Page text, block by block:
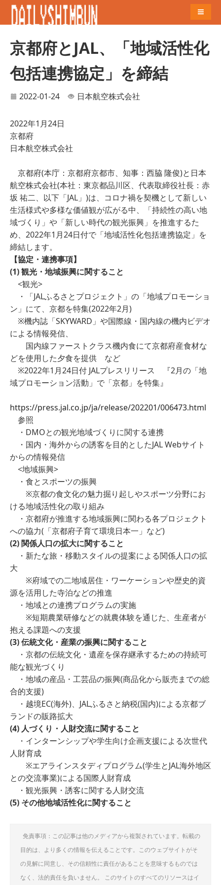
京都府とJAL、「地域活性化
包括連携協定」を締結
2022-01-24 日本航空株式会社
2022年1月24日
京都府
日本航空株式会社
京都府(本庁：京都府京都市、知事：西脇 隆俊)と日本
航空株式会社(本社：東京都品川区、代表取締役社長：赤
坂 祐二、以下「JAL」)は、コロナ禍を契機として新しい
生活様式や多様な価値観が広がる中、「持続性の高い地
域づくり」や「新しい時代の観光振興」を推進するた
め、2022年1月24日付で「地域活性化包括連携協定」を
締結します。
【協定・連携事項】
(1)観光・地域振興に関すること
<観光>
・「JALふるさとプロジェクト」の「地域プロモーショ
ン」にて、京都を特集(2022年2月)
※機内誌「SKYWARD」や国際線・国内線の機内ビデオ
による情報発信、
国内線ファーストクラス機内食にて京都府産食材な
どを使用した夕食を提供 など
※2022年1月24日付 JALプレスリリース 『2月の「地
域プロモーション活動」で「京都」を特集』
https://press.jal.co.jp/ja/release/202201/006473.html
参照
・DMOとの観光地域づくりに関する連携
・国内・海外からの誘客を目的としたJAL Webサイト
からの情報発信
<地域振興>
・食とスポーツの振興
※京都の食文化の魅力掘り起しやスポーツ分野にお
ける地域活性化の取り組み
・京都府が推進する地域振興に関わる各プロジェクト
への協力(「京都府子育て環境日本一」など)
(2)関係人口の拡大に関すること
・新たな旅・移動スタイルの提案による関係人口の拡
大
※府域での二地域居住・ワーケーションや歴史的資
源を活用した寺泊などの推進
・地域との連携プログラムの実施
※短期農業研修などの就農体験を通じた、生産者が
抱える課題への支援
(3)伝統文化・産業の振興に関すること
・京都の伝統文化・遺産を保存継承するための持続可
能な観光づくり
・地域の産品・工芸品の振興(商品化から販売までの総
合的支援)
・越境EC(海外)、JALふるさと納税(国内)による京都ブ
ランドの販路拡大
(4) 人づくり・人財交流に関すること
・インターンシップや学生向け企画支援による次世代
人財育成
※エアラインスタディプログラム(学生とJAL海外地区
との交流事業)による国際人財育成
・観光振興・誘客に関する人財交流
(5) その他地域活性化に関すること
免責事項：この記事は他のメディアから複製されています。転載の
目的は、より多くの情報を伝えることです。このウェブサイトがそ
の見解に同意し、その信頼性に責任があることを意味するものでは
なく、法的責任を負いません。 このサイトのすべてのリソースはイ